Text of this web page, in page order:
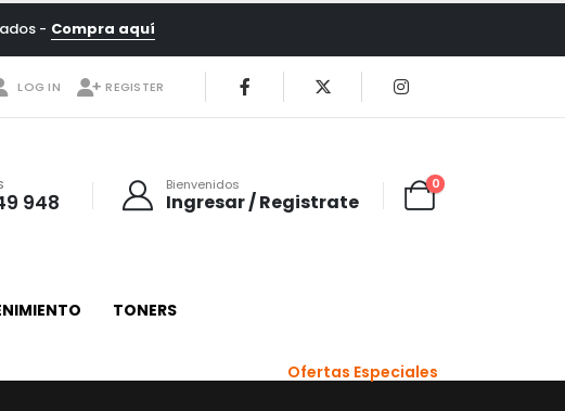
- Compra aquí
LOG IN REGISTER
948
Bienvenidos
Ingresar / Registrate
0
TONERS
Ofertas Especiales